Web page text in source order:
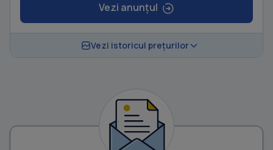
Vezi anunțul
Vezi istoricul prețurilor